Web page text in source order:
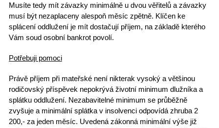
Musíte tedy mít závazky minimálně u dvou věřitelů a závazky
musí být nezaplaceny alespoň měsíc zpětně. Klíčen ke
splácení oddlužení je mít dostačují příjem, na základě kterého
Vám soud osobní bankrot povolí.
Potřebuji pomoci
Právě příjem při mateřské není nikterak vysoký a většinou
rodičovský příspěvek nepokrývá životní minimum dlužníka a
splátku oddlužení. Nezabavitelné minimum se průběžně
zvyšuje a minimální splátka v insolvenci odpovídá zhruba 2
200,- za jeden měsíc. Uvedená zákonná minimální výše již